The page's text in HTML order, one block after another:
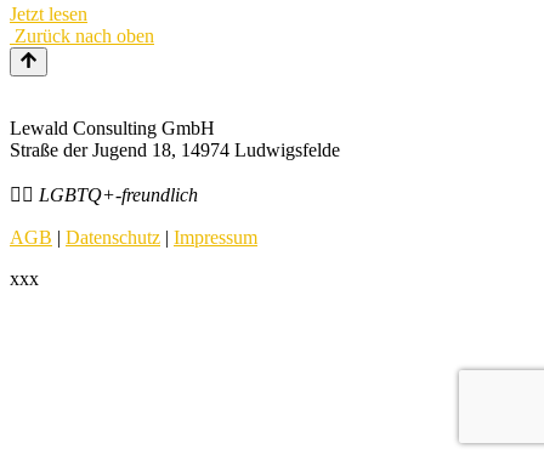
Jetzt lesen
Zurück nach oben
Lewald Consulting GmbH
Straße der Jugend 18, 14974 Ludwigsfelde
🏳️‍🌈 LGBTQ+-freundlich
AGB | Datenschutz | Impressum
xxx